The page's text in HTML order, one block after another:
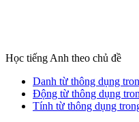
Học tiếng Anh theo chủ đề
Danh từ thông dụng
Động từ thông dụng
Tính từ thông dụng